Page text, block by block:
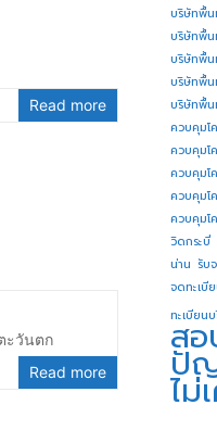
Read more
ะวันตก
Read more
บริษัทพื้น
บริษัทพื้น
บริษัทพื้น
บริษัทพื้น
บริษัทพื้น
ควบคุมโ
ควบคุมโ
ควบคุมโ
ควบคุมโ
ควบคุมโ
วิดกระบี่
น่าน รับ
จดทะเบี
ทะเบียน
ส
ปั
ไม่